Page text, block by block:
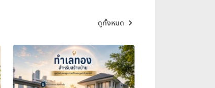
ดูทั้งหมด